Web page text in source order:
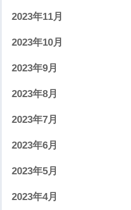
2023年11月
2023年10月
2023年9月
2023年8月
2023年7月
2023年6月
2023年5月
2023年4月